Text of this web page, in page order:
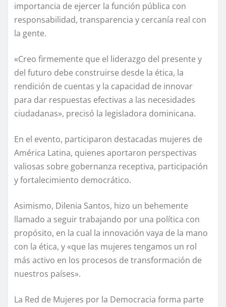
importancia de ejercer la función pública con
responsabilidad, transparencia y cercanía real con
la gente.
«Creo firmemente que el liderazgo del presente y
del futuro debe construirse desde la ética, la
rendición de cuentas y la capacidad de innovar
para dar respuestas efectivas a las necesidades
ciudadanas», precisó la legisladora dominicana.
En el evento, participaron destacadas mujeres de
América Latina, quienes aportaron perspectivas
valiosas sobre gobernanza receptiva, participación
y fortalecimiento democrático.
Asimismo, Dilenia Santos, hizo un behemente
llamado a seguir trabajando por una política con
propósito, en la cual la innovación vaya de la mano
con la ética, y «que las mujeres tengamos un rol
más activo en los procesos de transformación de
nuestros países».
La Red de Mujeres por la Democracia forma parte